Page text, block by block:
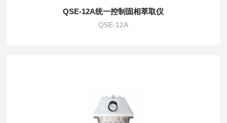
QSE-12A统一控制固相萃取仪
QSE-12A